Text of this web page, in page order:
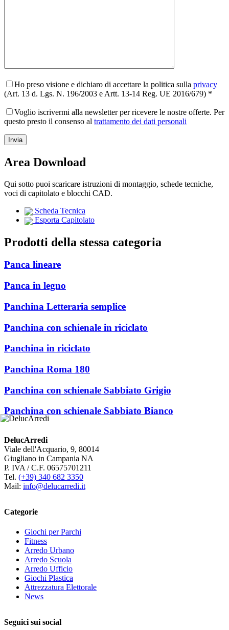
Ho preso visione e dichiaro di accettare la politica sulla privacy
(Art. 13 d. Lgs. N. 196/2003 e Artt. 13-14 Reg. UE 2016/679) *
Voglio iscrivermi alla newsletter per ricevere le nostre offerte. Per
questo presto il consenso al trattamento dei dati personali
Area Download
Qui sotto puoi scaricare istruzioni di montaggio, schede tecniche,
voci di capitolato e blocchi CAD.
Scheda Tecnica
Esporta Capitolato
Prodotti della stessa categoria
Panca lineare
Panca in legno
Panchina Letteraria semplice
Panchina con schienale in riciclato
Panchina in riciclato
Panchina Roma 180
Panchina con schienale Sabbiato Grigio
Panchina con schienale Sabbiato Bianco
DelucArredi
Viale dell'Acquario, 9, 80014
Giugliano in Campania NA
P. IVA / C.F. 06575701211
Tel. (+39) 340 682 3350
Mail: info@delucarredi.it
Categorie
Giochi per Parchi
Fitness
Arredo Urbano
Arredo Scuola
Arredo Ufficio
Giochi Plastica
Attrezzatura Elettorale
News
Seguici sui social